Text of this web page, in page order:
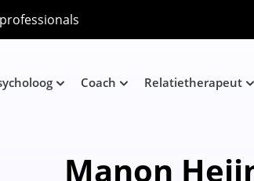
Coach Relatietherapeut
Manon